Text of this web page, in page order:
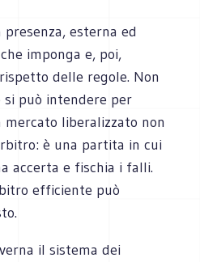
presenza, esterna ed
imponga e, poi,
delle regole. Non
si può intendere per
mercato liberalizzato non
è una partita in cui
accerta e fischia i falli.
efficiente può
il sistema dei